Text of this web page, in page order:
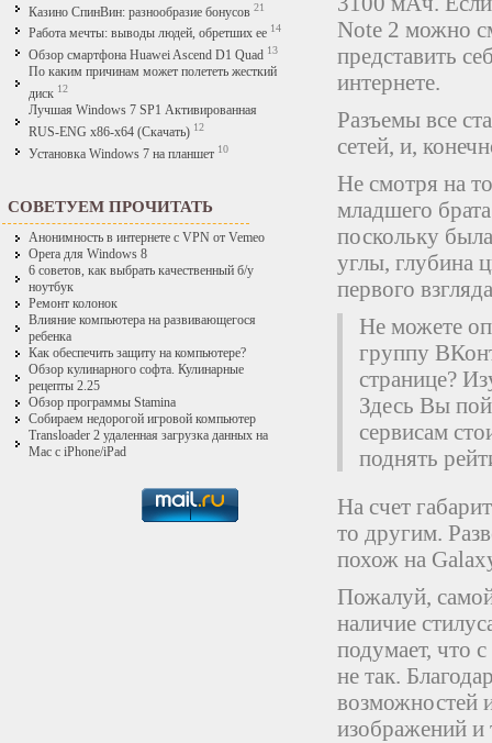
Казино СпинВин: разнообразие бонусов 21
Работа мечты: выводы людей, обретших ее 14
Обзор смартфона Huawei Ascend D1 Quad 13
По каким причинам может полететь жесткий
диск 12
Лучшая Windows 7 SP1 Активированная
RUS-ENG x86-x64 (Скачать) 12
Установка Windows 7 на планшет 10
СОВЕТУЕМ ПРОЧИТАТЬ
Анонимность в интернете с VPN от Vemeo
Opera для Windows 8
6 советов, как выбрать качественный б/у
ноутбук
Ремонт колонок
Влияние компьютера на развивающегося
ребенка
Как обеспечить защиту на компьютере?
Обзор кулинарного софта. Кулинарные
рецепты 2.25
Обзор программы Stamina
Собираем недорогой игровой компьютер
Transloader 2 удаленная загрузка данных на
Mac с iPhone/iPad
Note 2 можно
представить
интернете.
Разъемы все
сетей, и,
Не смотря на
младшего
поскольку
углы, глубина
первого
Не можете
группу
странице?
Здесь Вы
сервисам
поднять
На счет
то другим.
похож на
Пожалуй,
наличие
подумает, что
не так.
возможностей
изображений и